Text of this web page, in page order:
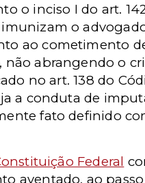
o inciso I do art.
o
ao cometimento
não abrangendo o
no art. 138 do
a conduta de
fato definido
Federal
aventado, ao